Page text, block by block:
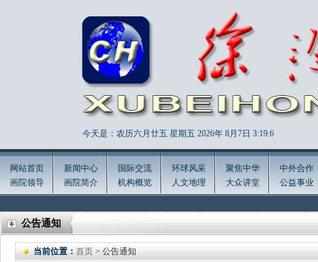
今天是：农历六月廿五 星期五 2026年 8月7日 3:19:7
网站首页
画院领导
新闻中心
画院简介
国际交流
机构概览
环球风采
人文地理
聚焦中华
大众讲堂
中外合作
公益事业
公告通知
当前位置： 首页 > 公告通知